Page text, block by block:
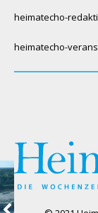
heimatecho-
heimatecho-